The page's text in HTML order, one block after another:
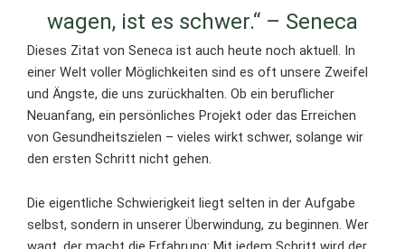
wagen, ist es schwer.“ – Seneca
Dieses Zitat von Seneca ist auch heute noch aktuell. In
einer Welt voller Möglichkeiten sind es oft unsere Zweifel
und Ängste, die uns zurückhalten. Ob ein beruflicher
Neuanfang, ein persönliches Projekt oder das Erreichen
von Gesundheitszielen – vieles wirkt schwer, solange wir
den ersten Schritt nicht gehen.
Die eigentliche Schwierigkeit liegt selten in der Aufgabe
selbst, sondern in unserer Überwindung, zu beginnen. Wer